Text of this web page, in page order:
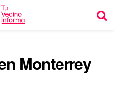
Monterrey